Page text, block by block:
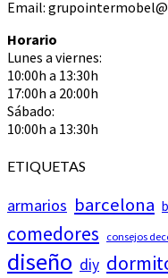
Email:
Horario
Lunes a viernes:
10:00h a 13:30h
17:00h a 20:00h
Sábado:
10:00h a 13:30h
ETIQUETAS
armarios barcelona
comedores consejos
diseño diy